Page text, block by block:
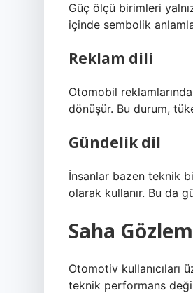
Güç ölçü birimleri
içinde sembolik
Reklam dili
Otomobil
dönüşür. Bu durum,
Gündelik dil
İnsanlar bazen teknik
olarak kullanır. Bu da
Saha
Otomotiv kullanıcıları
teknik performans